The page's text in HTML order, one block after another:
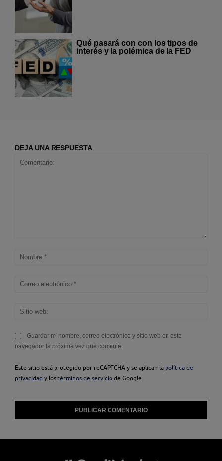
Qué pasará con con los tipos de
interés y la polémica de la FED
DEJA UNA RESPUESTA
Guardar mi nombre, correo electrónico y sitio web en este
navegador la próxima vez que comente.
Este sitio está protegido por reCAPTCHA y se aplican la política de
privacidad y los términos de servicio de Google.